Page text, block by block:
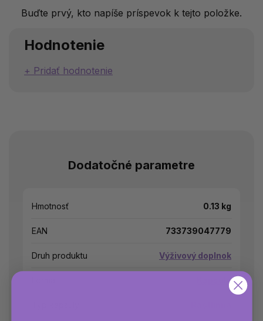
Buďte prvý, kto napíše príspevok k tejto položke.
Hodnotenie
Pridať hodnotenie
Dodatočné parametre
Hmotnosť 0.13 kg
EAN 733739047779
Druh produktu Výživový doplnok
Kapsula